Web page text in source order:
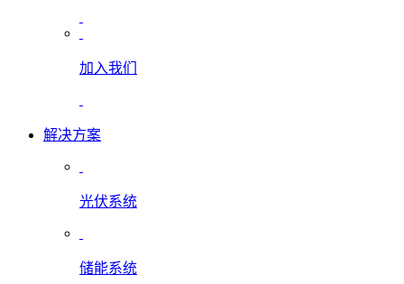
加入我们
解决方案
光伏系统
储能系统